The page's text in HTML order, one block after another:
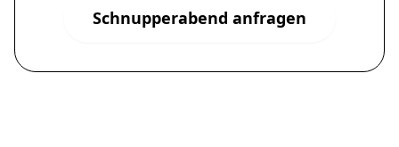
Schnupperabend anfragen